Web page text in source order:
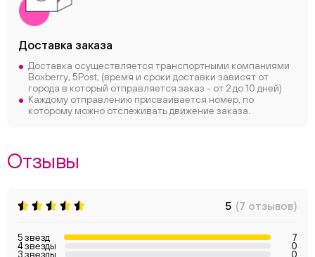
Доставка заказа
Доставка осуществляется транспортными компаниями
Boxberry, 5Post, (время и сроки доставки зависят от
города в который отправляется заказ - от 2 до 10 дней)
Каждому отправлению присваивается номер, по
которому можно отслеживать движение заказа.
Отзывы
5 (7 отзывов)
5 звезд 7
4 звезды 0
3 звезды 0